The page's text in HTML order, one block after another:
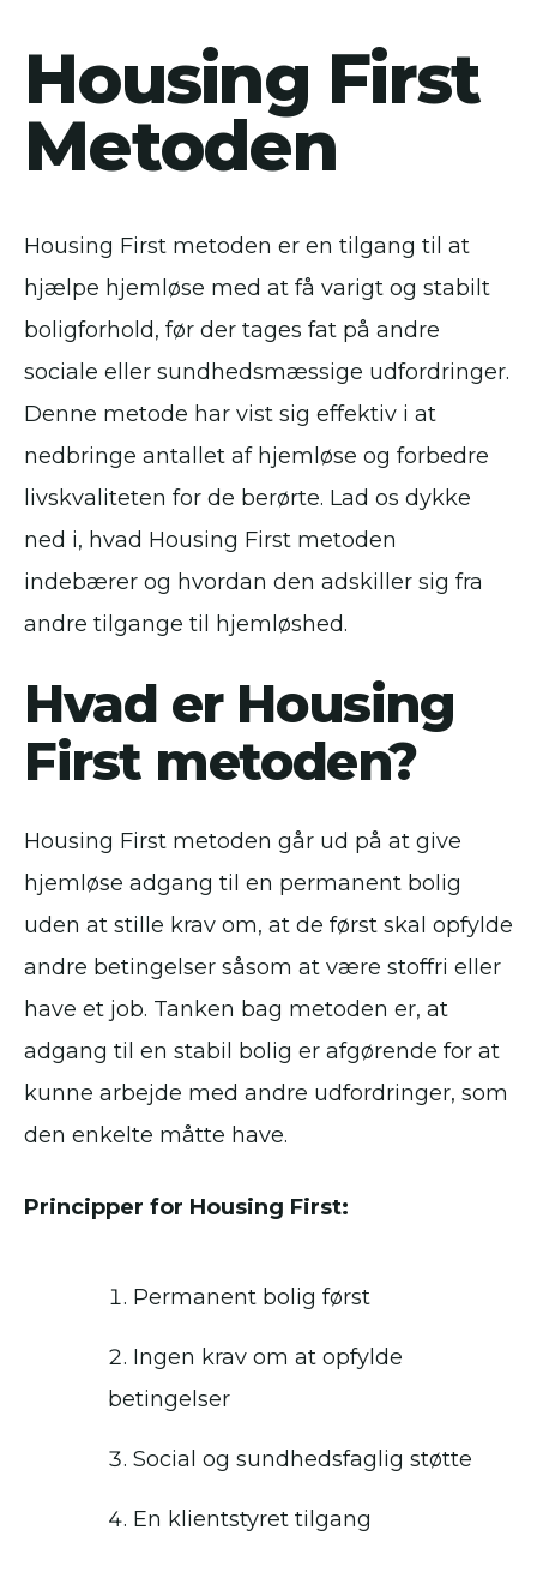
Housing First
Metoden
Housing First metoden er en tilgang til at
hjælpe hjemløse med at få varigt og stabilt
boligforhold, før der tages fat på andre
sociale eller sundhedsmæssige udfordringer.
Denne metode har vist sig effektiv i at
nedbringe antallet af hjemløse og forbedre
livskvaliteten for de berørte. Lad os dykke
ned i, hvad Housing First metoden
indebærer og hvordan den adskiller sig fra
andre tilgange til hjemløshed.
Hvad er Housing
First metoden?
Housing First metoden går ud på at give
hjemløse adgang til en permanent bolig
uden at stille krav om, at de først skal opfylde
andre betingelser såsom at være stoffri eller
have et job. Tanken bag metoden er, at
adgang til en stabil bolig er afgørende for at
kunne arbejde med andre udfordringer, som
den enkelte måtte have.
Principper for Housing First:
Permanent bolig først
Ingen krav om at opfylde
betingelser
Social og sundhedsfaglig støtte
En klientstyret tilgang